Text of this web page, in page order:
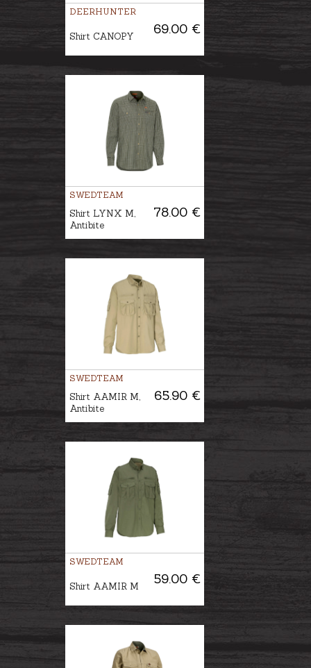
DEERHUNTER
69.00 €
Shirt CANOPY
SWEDTEAM
78.00 €
Shirt LYNX M,
Antibite
SWEDTEAM
65.90 €
Shirt AAMIR M,
Antibite
SWEDTEAM
59.00 €
Shirt AAMIR M